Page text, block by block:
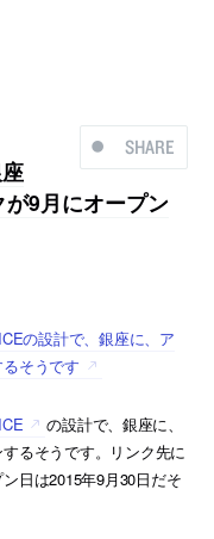
SHARE
9月にオープン
の設計で、銀座に、ア
そうです
の設計で、銀座に、
るそうです。リンク先に
日は2015年9月30日だそ